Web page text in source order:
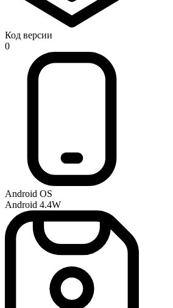
Код версии
0
Android OS
Android 4.4W